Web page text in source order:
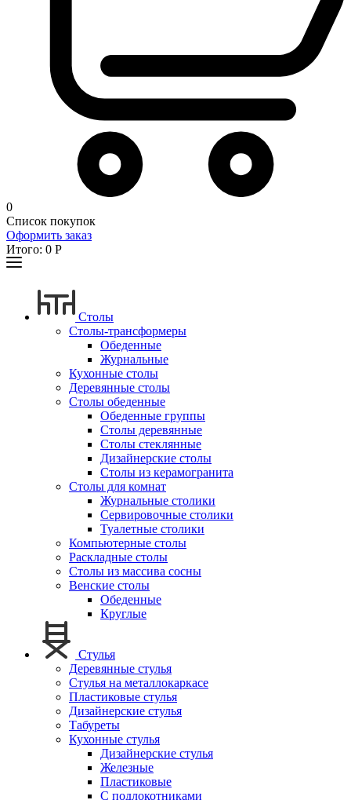
0
Список покупок
Оформить заказ
Итого: 0 Р
Столы
Столы-трансформеры
Обеденные
Журнальные
Кухонные столы
Деревянные столы
Столы обеденные
Обеденные группы
Столы деревянные
Столы стеклянные
Дизайнерские столы
Столы из керамогранита
Столы для комнат
Журнальные столики
Сервировочные столики
Туалетные столики
Компьютерные столы
Раскладные столы
Столы из массива сосны
Венские столы
Обеденные
Круглые
Стулья
Деревянные стулья
Стулья на металлокаркасе
Пластиковые стулья
Дизайнерские стулья
Табуреты
Кухонные стулья
Дизайнерские стулья
Железные
Пластиковые
С подлокотниками